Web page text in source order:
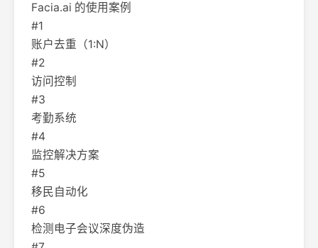
Facia.ai 的使用案例
#1
账户去重（1:N）
#2
访问控制
#3
考勤系统
#4
监控解决方案
#5
移民自动化
#6
检测电子会议深度伪造